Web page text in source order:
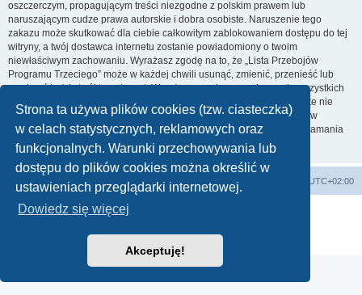
Strona ta używa plików cookies (tzw. ciasteczka)
w celach statystycznych, reklamowych oraz
funkcjonalnych. Warunki przechowywania lub
dostępu do plików cookies można określić w
ustawieniach przeglądarki internetowej.
Dowiedz się więcej
Akceptuję!
oszczerczym, propagującym treści niezgodne z polskim prawem lub
naruszającym cudze prawa autorskie i dobra osobiste. Naruszenie tego
zakazu może skutkować dla ciebie całkowitym zablokowaniem dostępu do tej
witryny, a twój dostawca internetu zostanie powiadomiony o twoim
niewłaściwym zachowaniu. Wyrażasz zgodę na to, że „Lista Przebojów
Programu Trzeciego” może w każdej chwili usunąć, zmienić, przenieść lub
zamknąć każdy twój temat, post. Wyrażasz zgodę na zapisywanie wszystkich
podanych przez ciebie informacji w naszej bazie danych. Informacje te nie
będą przekazywane nikomu bez twojej zgody, ale ani „Lista Przebojów
Programu Trzeciego”, ani phpBB nie ponosi odpowiedzialności za włamania
do witryny, podczas których może dojść do kradzieży danych.
Lista Przebojów Programu Trzeciego UTC+02:00
Technologię dostarcza
Zasady ochrony danych osobowych